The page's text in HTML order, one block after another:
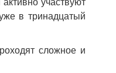
активно участвуют
в тринадцатый
сложное и